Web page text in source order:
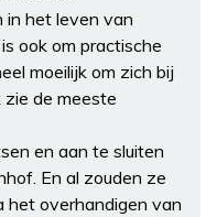
in het leven van
ook om practische
moeilijk om zich bij
de meeste
en aan te sluiten
En al zouden ze
het overhandigen van